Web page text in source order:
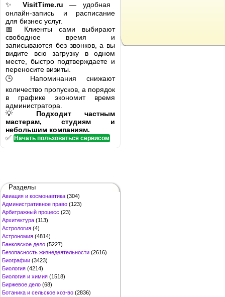
✨ VisitTime.ru — удобная
онлайн-запись и расписание
для бизнес услуг.
📅 Клиенты сами выбирают
свободное время и
записываются без звонков, а вы
видите всю загрузку в одном
месте, быстро подтверждаете и
переносите визиты.
🕒 Напоминания снижают
количество пропусков, а порядок
в графике экономит время
администратора.
💡 Подходит частным
мастерам, студиям и
небольшим компаниям.
✅ Начать пользоваться сервисом
Разделы
Авиация и космонавтика (304)
Административное право (123)
Арбитражный процесс (23)
Архитектура (113)
Астрология (4)
Астрономия (4814)
Банковское дело (5227)
Безопасность жизнедеятельности (2616)
Биографии (3423)
Биология (4214)
Биология и химия (1518)
Биржевое дело (68)
Ботаника и сельское хоз-во (2836)